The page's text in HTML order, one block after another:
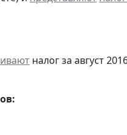
налог за август